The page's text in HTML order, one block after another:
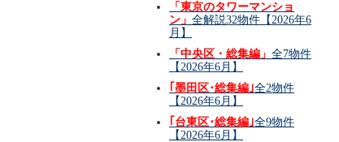
「東京のタワーマンショ
ン」 全解説32物件【2026年6
月】
「中央区・総集編」 全7物件
【2026年6月】
｢墨田区･総集編｣全2物件
【2026年6月】
｢台東区･総集編｣全9物件
【2026年6月】